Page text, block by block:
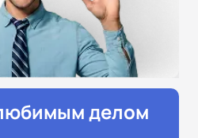
делом